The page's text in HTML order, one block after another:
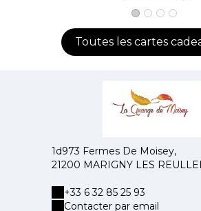
Toutes les cartes
1d973 Fermes De Moisey,
21200 MARIGNY LES
+33 6 32 85 25 93
Contacter par email